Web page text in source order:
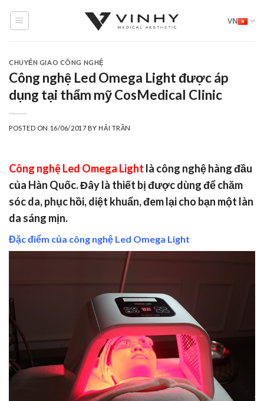
VN
CHUYỂN GIAO CÔNG NGHỆ
Công nghệ Led Omega Light được áp
dụng tại thẩm mỹ CosMedical Clinic
POSTED ON 16/06/2017 BYHẢI TRẦN
Công nghệ Led Omega Light là công nghệ hàng đầu
của Hàn Quốc. Đây là thiết bị được dùng để chăm
sóc da, phục hồi, diệt khuẩn, đem lại cho bạn một làn
da sáng mịn.
Đặc điểm của công nghệ Led Omega Light